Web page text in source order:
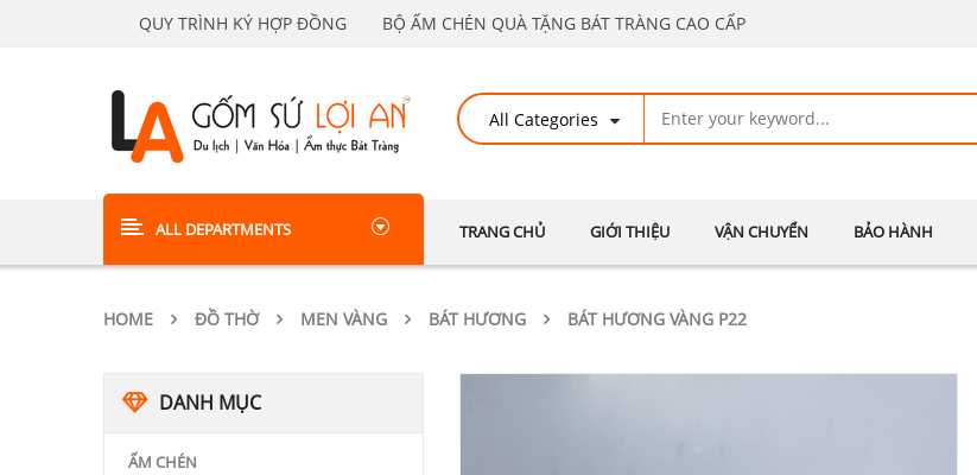
QUY TRÌNH KÝ HỢP ĐỒNG BỘ ẤM CHÉN QUÀ TẶNG BÁT TRÀNG CAO CẤP
ALL DEPARTMENTS TRANG CHỦ GIỚI THIỆU VẬN CHUYỂN BẢO HÀNH
HOME ĐỒ THỜ MEN VÀNG BÁT HƯƠNG BÁT HƯƠNG VÀNG P22
DANH MỤC
ẤM CHÉN